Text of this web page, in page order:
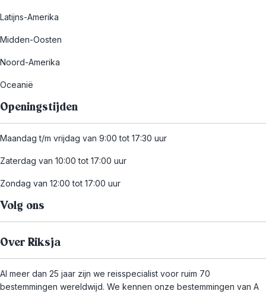
Latijns-Amerika
Midden-Oosten
Noord-Amerika
Oceanië
Openingstijden
Maandag t/m vrijdag van 9:00 tot 17:30 uur
Zaterdag van 10:00 tot 17:00 uur
Zondag van 12:00 tot 17:00 uur
Volg ons
Over Riksja
Al meer dan 25 jaar zijn we reisspecialist voor ruim 70
bestemmingen wereldwijd. We kennen onze bestemmingen van A